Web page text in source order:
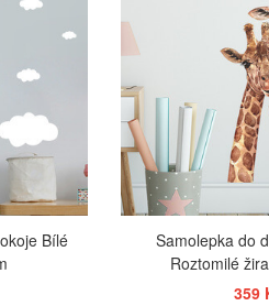
Bílé
Samolepka do
Roztomilé
359